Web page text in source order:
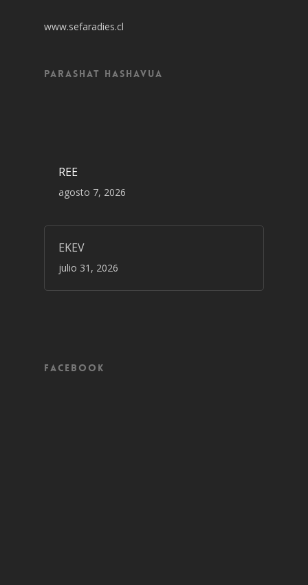
www.sefaradies.cl
Parashat Hashavua
REE
agosto 7, 2026
EKEV
julio 31, 2026
Facebook